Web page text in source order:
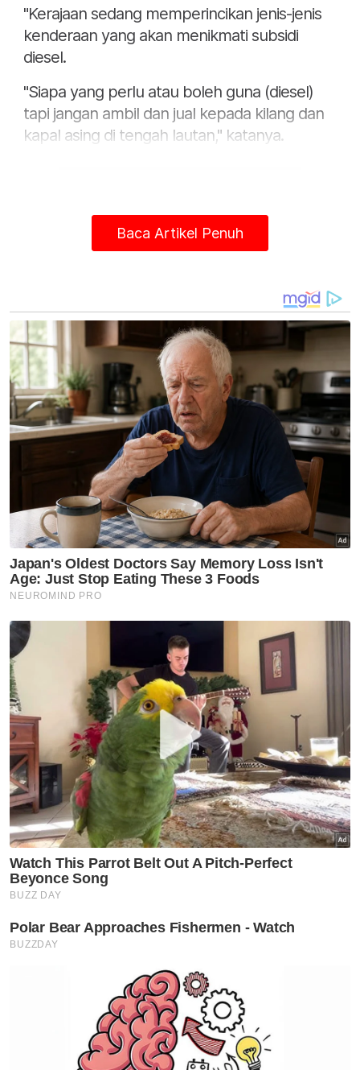
"Kerajaan sedang memperincikan jenis-jenis
kenderaan yang akan menikmati subsidi
diesel.
"Siapa yang perlu atau boleh guna (diesel)
tapi jangan ambil dan jual kepada kilang dan
kapal asing di tengah lautan," katanya.
Menurutnya, subsidi yang menggunakan
wang cukai daripada rakyat telah digunakan
oleh kartel penyelewengan serta
penyeludupan untuk menguntungkan
segelintir pihak.
"Oleh itu, MTEN bersetuju untuk
memperluaskan pemberian diesel bersubsidi
kepada sektor pengangkutan darat
(barangan) melalui mekanisme fleet card
katanya.
Beliau berkata, langkah itu akan memastikan
sektor logistik yang menguruskan edaran
barangan menerima diesel bersubsidi,
sebagai sebahagian dari usaha kerajaan
mengekang inflasi.
Dalam pada itu beliau berkata, kerajaan kekal
untuk tidak menaikkan harga elektrik bagi
golongan isi rumah M40 dan B40.
Baca Artikel Penuh